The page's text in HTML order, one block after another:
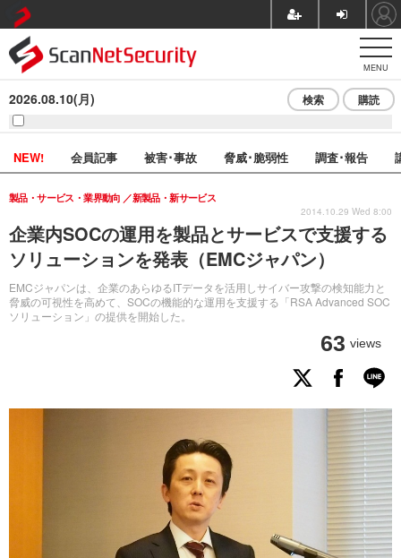
MENU
2026.08.10(月) 検索 購読
NEW! 会員記事 被害･事故 脅威･脆弱性 調査･報告
企業内SOCの運用を製品とサービスで支援する
ソリューションを発表（EMCジャパン）
EMCジャパンは、企業のあらゆるITデータを活用しサイバー攻撃の検知能力と
脅威の可視性を高めて、SOCの機能的な運用を支援する「RSA Advanced SOC
ソリューション」の提供を開始した。
製品・サービス・業界動向 新製品・新サービス
63 views
2014.10.29 Wed 8:00